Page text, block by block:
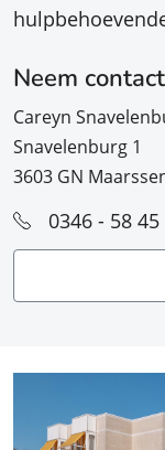
Neem
Careyn
Snavelenburg 1
3603 GN
0346 - 58 45